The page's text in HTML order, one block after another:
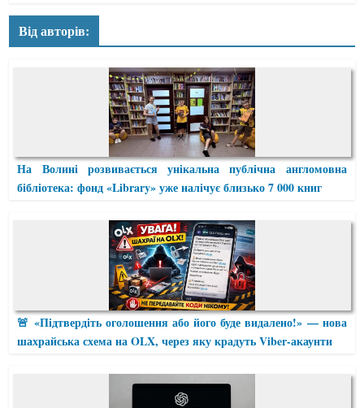
Від авторів:
На Волині розвивається унікальна публічна англомовна
бібліотека: фонд «Library» уже налічує близько 7 000 книг
🚨 «Підтвердіть оголошення або його буде видалено!» — нова
шахрайська схема на OLX, через яку крадуть Viber-акаунти